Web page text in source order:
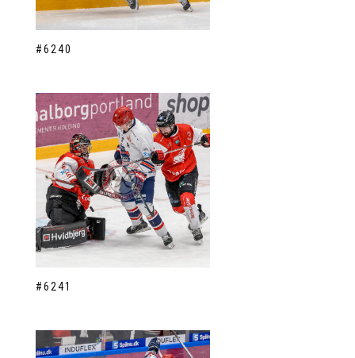
#6240
#6241